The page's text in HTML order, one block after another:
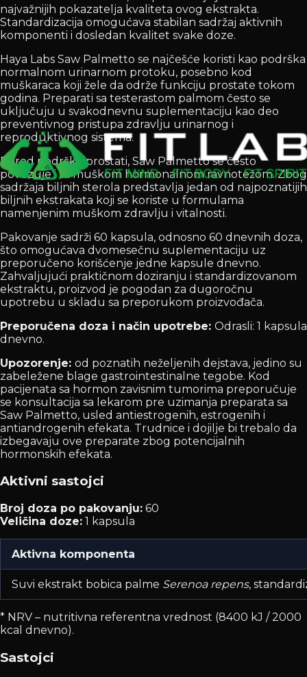
najvažnijih pokazatelja kvaliteta ovog ekstrakta.
Standardizacija omogućava stabilan sadržaj aktivnih
komponenti i dosledan kvalitet svake doze.
Haya Labs Saw Palmetto se najčešće koristi kao podrška
normalnom urinarnom protoku, posebno kod
muškaraca koji žele da održe funkciju prostate tokom
godina. Preparati sa testerastom palmom često se
uključuju u svakodnevnu suplementaciju kao deo
preventivnog pristupa zdravlju urinarnog i
reproduktivnog sistema.
Pored podrške prostati, Saw Palmetto se često
povezuje i sa muškom hormonalnom ravnotežom. Zbog
sadržaja biljnih sterola predstavlja jedan od najpoznatijih
biljnih ekstrakata koji se koriste u formulama
namenjenim muškom zdravlju i vitalnosti.
Pakovanje sadrži 60 kapsula, odnosno 60 dnevnih doza,
što omogućava dvomesečnu suplementaciju uz
preporučeno korišćenje jedne kapsule dnevno.
Zahvaljujući praktičnom doziranju i standardizovanom
ekstraktu, proizvod je pogodan za dugoročnu
upotrebu u skladu sa preporukom proizvođača.
Preporučena doza i način upotrebe: Odrasli: 1 kapsula
dnevno.
Upozorenje: od poznatih neželjenih dejstava, jedino su
zabeležene blage gastrointestinalne tegobe. Kod
pacijenata sa hormon zavisnim tumorima preporučuje
se konsultacija sa lekarom pre uzimanja preparata sa
Saw Palmetto, usled antiestrogenih, estrogenih i
antiandrogenih efekata. Trudnice i dojilje bi trebalo da
izbegavaju ove preparate zbog potencijalnih
hormonskih efekata.
Aktivni sastojci
Broj doza po pakovanju: 60
Veličina doze: 1 kapsula
Aktivna komponenta
Suvi ekstrakt bobica palme Serenoa repens,
* NRV – nutritivna referentna vrednost (8400 kJ / 2000
kcal dnevno).
Sastojci